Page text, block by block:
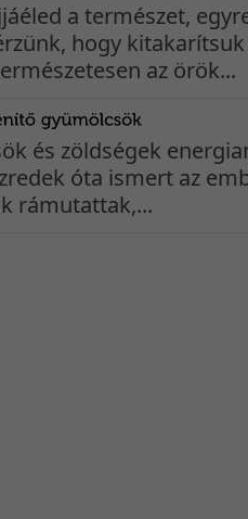
a természet,
hogy
az örök...
és zöldségek
óta ismert az
rámutattak,...